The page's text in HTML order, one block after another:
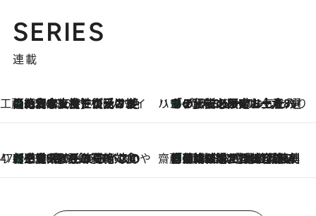
SERIES
連載
工藤まやのおもてなしハワイ
2026.8.6
【ハワイ土産】ローカルの絶大な支持で復活！ 絶品の幻クッキー《元ファンの日本人女性が受け継いだ名店》 ハワイ賢者 リサのお気に入りリスト2026.8.6
あの伝説の限定トートも！ リニューアルした「ディーン＆デルーカ ハワイ」で必須のお土産8選
47都道府県の手みやげ ひんやりスイーツで夏を満喫
2026.8.6
【三重県】この夏絶対食べたい 冷やしておいしいおやつ3選 お餅×アイスの新感覚スイーツ 齋藤 薫 美容脳ルネサンス
2026.8.6
「荷物が増えるほど旅ストレスは増す」美容ジャーナリストがたどり着いた最終結論。“化粧品を劇的に減らす”感動の凝縮美容とは